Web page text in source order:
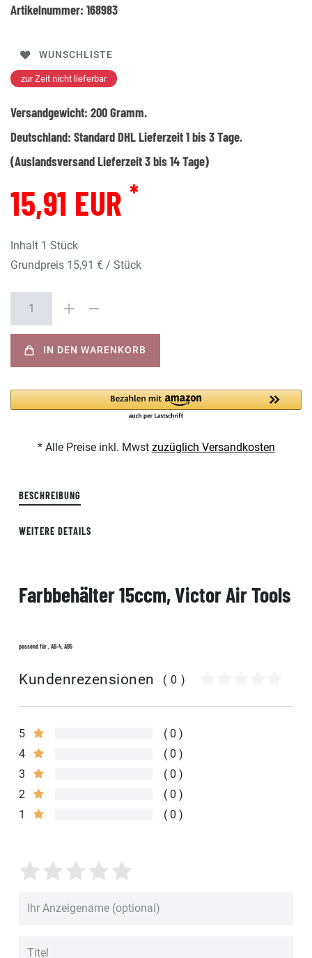
Artikelnummer: 168983
WUNSCHLISTE
zur Zeit nicht lieferbar
Versandgewicht: 200Gramm.
Deutschland: Standard DHL Lieferzeit 1 bis 3 Tage.
(Auslandsversand Lieferzeit 3 bis 14 Tage)
15,91 EUR *
Inhalt 1 Stück
Grundpreis 15,91 € / Stück
IN DEN WARENKORB
* Alle Preise inkl. Mwst zuzüglich Versandkosten
BESCHREIBUNG
WEITERE DETAILS
Farbbehälter 15ccm, Victor Air Tools
passend für , AB-4, AB5
Kundenrezensionen (0)
5
0
4
0
3
0
2
0
1
0